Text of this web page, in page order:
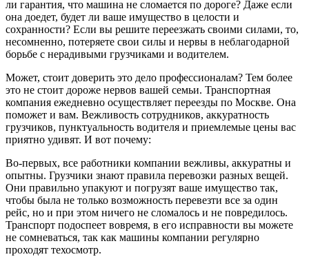
ли гарантия, что машина не сломается по дороге? Даже если
она доедет, будет ли ваше имущество в целости и
сохранности? Если вы решите переезжать своими силами, то,
несомненно, потеряете свои силы и нервы в неблагодарной
борьбе с нерадивыми грузчиками и водителем.
Может, стоит доверить это дело профессионалам? Тем более
это не стоит дороже нервов вашей семьи. Транспортная
компания ежедневно осуществляет переезды по Москве. Она
поможет и вам. Вежливость сотрудников, аккуратность
грузчиков, пунктуальность водителя и приемлемые цены вас
приятно удивят. И вот почему:
Во-первых, все работники компании вежливы, аккуратны и
опытны. Грузчики знают правила перевозки разных вещей.
Они правильно упакуют и погрузят ваше имущество так,
чтобы была не только возможность перевезти все за один
рейс, но и при этом ничего не сломалось и не повредилось.
Транспорт подоспеет вовремя, в его исправности вы можете
не сомневаться, так как машины компании регулярно
проходят техосмотр.